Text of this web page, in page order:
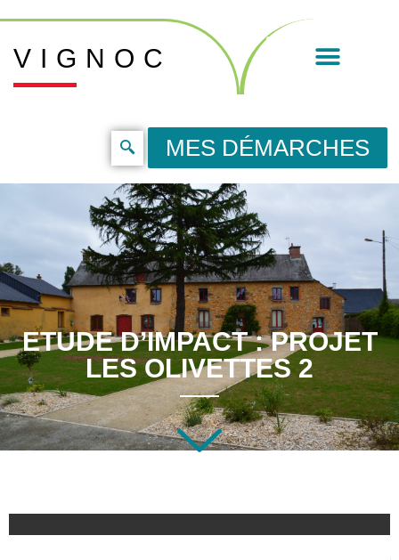
VIGNOC
MES DÉMARCHES
ETUDE D’IMPACT : PROJET
LES OLIVETTES 2